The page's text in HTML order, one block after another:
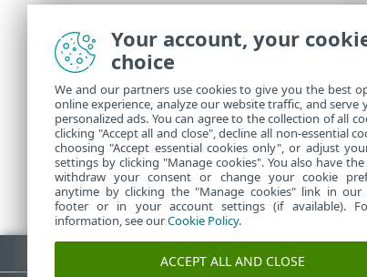
Your account, your
choice
We and our partners use cookies to give you the best
online experience, analyze our website traffic, and serve
personalized ads. You can agree to the collection of all
clicking "Accept all and close", decline all non-essential
choosing "Accept essential cookies only", or adjust
settings by clicking "Manage cookies". You also have
withdraw your consent or change your cookie
anytime by clicking the "Manage cookies" link in our
footer or in your account settings (if available).
information, see ourCookie Policy.
ACCEPT ALL AND CLOSE